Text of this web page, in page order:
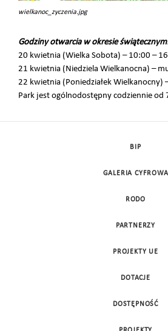
wielkanoc_zyczenia.jpg
Godziny otwarcia w okresie
20 kwietnia (Wielka Sobota) – 10:00 –
21 kwietnia (Niedziela Wielkanocna) –
22 kwietnia (Poniedziałek Wielkanocny)
Park jest ogólnodostępny codziennie od
BIP
GALERIA CYFROWA
RODO
PARTNERZY
PROJEKTY UE
DOTACJE
DOSTĘPNOŚĆ